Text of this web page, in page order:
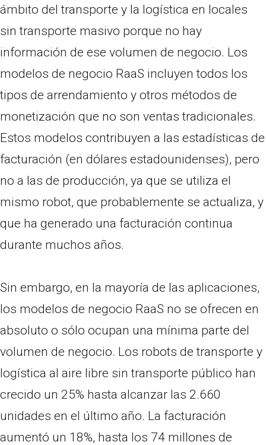
ámbito del transporte y la logística en locales
sin transporte masivo porque no hay
información de ese volumen de negocio. Los
modelos de negocio RaaS incluyen todos los
tipos de arrendamiento y otros métodos de
monetización que no son ventas tradicionales.
Estos modelos contribuyen a las estadísticas de
facturación (en dólares estadounidenses), pero
no a las de producción, ya que se utiliza el
mismo robot, que probablemente se actualiza, y
que ha generado una facturación continua
durante muchos años.
Sin embargo, en la mayoría de las aplicaciones,
los modelos de negocio RaaS no se ofrecen en
absoluto o sólo ocupan una mínima parte del
volumen de negocio. Los robots de transporte y
logística al aire libre sin transporte público han
crecido un 25% hasta alcanzar las 2.660
unidades en el último año. La facturación
aumentó un 18%, hasta los 74 millones de